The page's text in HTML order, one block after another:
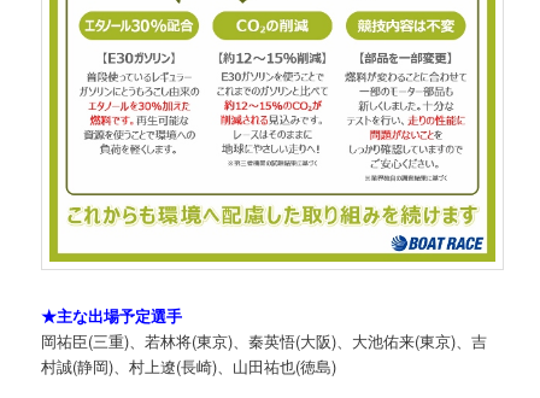
★主な出場予定選手
岡祐臣(三重)、若林将(東京)、秦英悟(大阪)、大池佑来(東京)、吉
村誠(静岡)、村上遼(長崎)、山田祐也(徳島)